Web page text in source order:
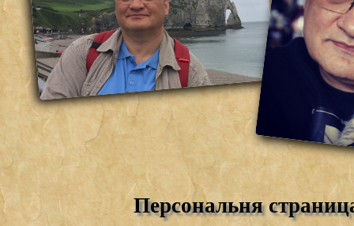
Персональня